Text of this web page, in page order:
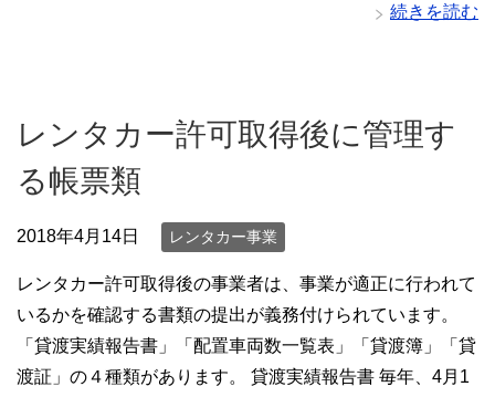
続きを読む
レンタカー許可取得後に管理す
る帳票類
2018年4月14日 レンタカー事業
レンタカー許可取得後の事業者は、事業が適正に行われて
いるかを確認する書類の提出が義務付けられています。
「貸渡実績報告書」「配置車両数一覧表」「貸渡簿」「貸
渡証」の４種類があります。 貸渡実績報告書 毎年、4月1